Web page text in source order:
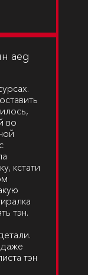
aeg
во
кстати
тэн.
тэн